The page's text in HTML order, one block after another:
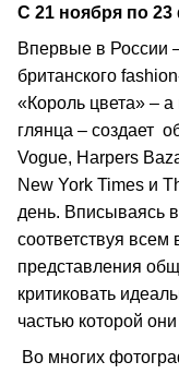
С 21 ноября по
Впервые в России
британского
«Король цвета» –
глянца – создает
Vogue, Harpers
New York Times и
день. Вписываясь
соответствуя всем
представления
критиковать
частью которой
Во многих